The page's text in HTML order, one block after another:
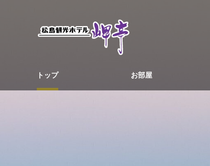
トップ お部屋